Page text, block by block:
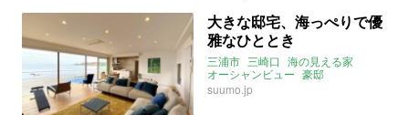
大きな邸宅、海っぺりで優
雅なひととき
三浦市 三崎口 海の見える家
オーシャンビュー 豪邸
ウッドデッキ
セカンドライフ
suumo.jp